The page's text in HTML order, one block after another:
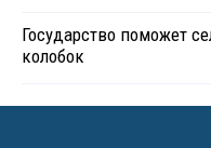
Государство поможет
колобок